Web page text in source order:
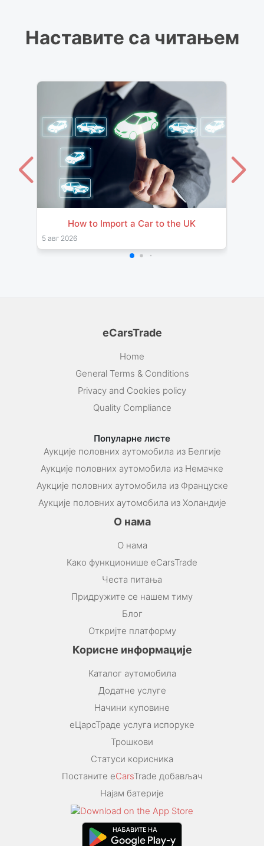
Наставите са читањем
How to Import a Car to the UK
5 авг 2026
eCarsTrade
Home
General Terms & Conditions
Privacy and Cookies policy
Quality Compliance
Популарне листе
Аукције половних аутомобила из Белгије
Аукције половних аутомобила из Немачке
Аукције половних аутомобила из Француске
Аукције половних аутомобила из Холандије
О нама
О нама
Како функционише eCarsTrade
Честа питања
Придружите се нашем тиму
Блог
Откријте платформу
Корисне информације
Каталог аутомобила
Додатне услуге
Начини куповине
еЦарсТраде услуга испоруке
Трошкови
Статуси корисника
Постаните eCarsTrade добављач
Најам батерије